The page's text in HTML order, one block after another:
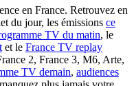
en France. Retrouvez en
du jour, les émissions ce
TV du matin, le
et le France TV replay
2, France 3, M6, Arte,
TV demain, audiences